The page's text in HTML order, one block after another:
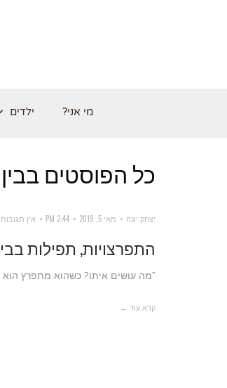
מי אני? ילדים
כל הפוסטים ב
יצחק יונה מאי 5, 2019 2:44 PM אין תגובות
התפרצויות, תפילות
”מה עושים איתו? כשהוא מתפרץ הוא
קרא עוד ←